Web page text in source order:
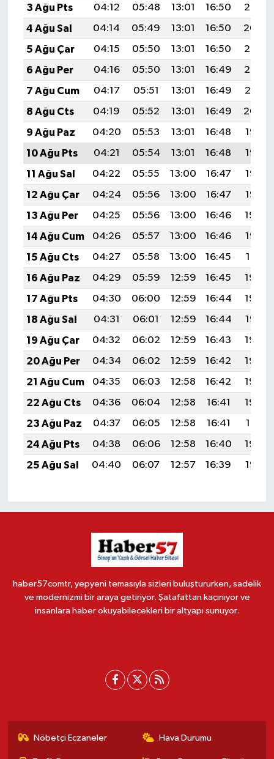
3 Ağu Pts
04:12 05:48 13:01 16:50
20:05
4 Ağu Sal
04:14 05:49 13:01 16:50
20:04
5 Ağu Çar
04:15 05:50 13:01 16:50
20:03
6 Ağu Per
04:16 05:50 13:01 16:49
20:02
7 Ağu Cum
04:17 05:51 13:01 16:49
20:01
8 Ağu Cts
04:19 05:52 13:01 16:49
20:00
9 Ağu Paz
04:20 05:53 13:01 16:48
19:58
10 Ağu Pts
04:21 05:54 13:01 16:48
19:57
11 Ağu Sal
04:22 05:55 13:00 16:47
19:56
12 Ağu Çar
04:24 05:56 13:00 16:47
19:55
13 Ağu Per
04:25 05:56 13:00 16:46
19:54
14 Ağu Cum
04:26 05:57 13:00 16:46
19:52
15 Ağu Cts
04:27 05:58 13:00 16:45
19:51
16 Ağu Paz
04:29 05:59 12:59 16:45
19:50
17 Ağu Pts
04:30 06:00 12:59 16:44
19:49
18 Ağu Sal
04:31 06:01 12:59 16:44
19:47
19 Ağu Çar
04:32 06:02 12:59 16:43
19:46
20 Ağu Per
04:34 06:02 12:59 16:42
19:45
21 Ağu Cum
04:35 06:03 12:58 16:42
19:43
22 Ağu Cts
04:36 06:04 12:58 16:41
19:42
23 Ağu Paz
04:37 06:05 12:58 16:41
19:41
24 Ağu Pts
04:38 06:06 12:58 16:40
19:39
25 Ağu Sal
04:40 06:07 12:57 16:39 19:38
haber57comtr, yepyeni temasıyla sizleri buluştururken, sadelik
ve modernizmi bir araya getiriyor. Şatafattan kaçınıyor ve
insanlara haber okuyabilecekleri bir altyapı sunuyor.
Nöbetçi Eczaneler Hava Durumu